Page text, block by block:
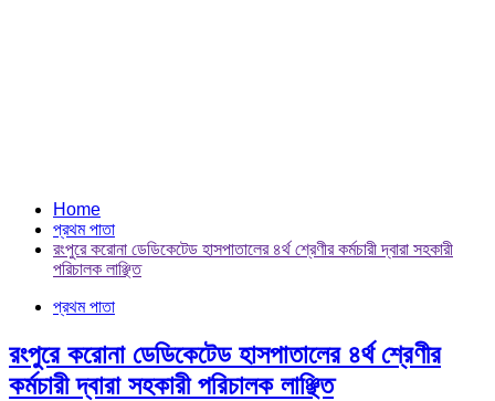
Home
প্রথম পাতা
রংপুরে করোনা ডেডিকেটেড হাসপাতালের ৪র্থ শ্রেণীর কর্মচারী দ্বারা সহকারী
পরিচালক লাঞ্ছিত
প্রথম পাতা
রংপুরে করোনা ডেডিকেটেড হাসপাতালের ৪র্থ শ্রেণীর
কর্মচারী দ্বারা সহকারী পরিচালক লাঞ্ছিত